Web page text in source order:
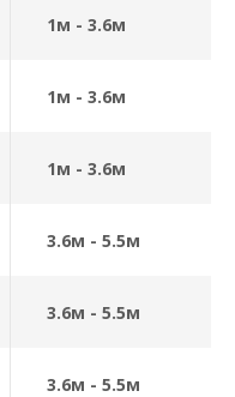
1м - 3.6м
1м - 3.6м
1м - 3.6м
3.6м - 5.5м
3.6м - 5.5м
3.6м - 5.5м